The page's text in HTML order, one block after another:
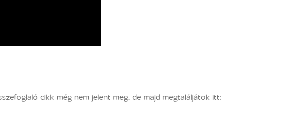
cikk még nem jelent meg, de majd megtaláljátok itt: